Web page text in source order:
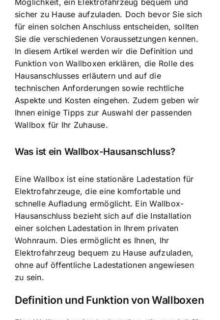
sicher zu Hause aufzuladen. Doch bevor Sie sich
für einen solchen Anschluss entscheiden, sollten
Sie die verschiedenen Voraussetzungen kennen.
In diesem Artikel werden wir die Definition und
Funktion von Wallboxen erklären, die Rolle des
Hausanschlusses erläutern und auf die
technischen Anforderungen sowie rechtliche
Aspekte und Kosten eingehen. Zudem geben wir
Ihnen einige Tipps zur Auswahl der passenden
Wallbox für Ihr Zuhause.
Was ist ein Wallbox-Hausanschluss?
Eine Wallbox ist eine stationäre Ladestation für
Elektrofahrzeuge, die eine komfortable und
schnelle Aufladung ermöglicht. Ein Wallbox-
Hausanschluss bezieht sich auf die Installation
einer solchen Ladestation in Ihrem privaten
Wohnraum. Dies ermöglicht es Ihnen, Ihr
Elektrofahrzeug bequem zu Hause aufzuladen,
ohne auf öffentliche Ladestationen angewiesen
zu sein.
Definition und Funktion von Wallboxen